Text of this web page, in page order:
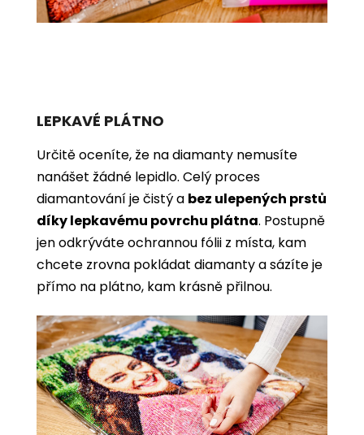
LEPKAVÉ PLÁTNO
Určitě oceníte, že na diamanty nemusíte
nanášet žádné lepidlo. Celý proces
diamantování je čistý a bez ulepených prstů
díky lepkavému povrchu plátna. Postupně
jen odkrýváte ochrannou fólii z místa, kam
chcete zrovna pokládat diamanty a sázíte je
přímo na plátno, kam krásně přilnou.